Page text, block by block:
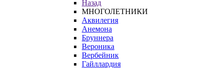
Назад
МНОГОЛЕТНИКИ
Аквилегия
Анемона
Бруннера
Вероника
Вербейник
Гайллардия